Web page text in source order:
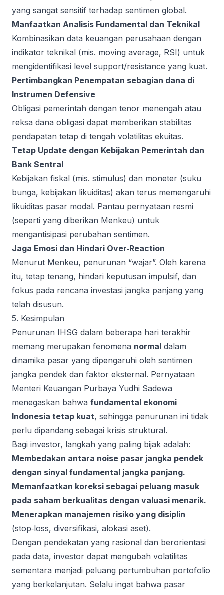
yang sangat sensitif terhadap sentimen global.
Manfaatkan Analisis Fundamental dan Teknikal
Kombinasikan data keuangan perusahaan dengan
indikator teknikal (mis. moving average, RSI) untuk
mengidentifikasi level support/resistance yang kuat.
Pertimbangkan Penempatan sebagian dana di
Instrumen Defensive
Obligasi pemerintah dengan tenor menengah atau
reksa dana obligasi dapat memberikan stabilitas
pendapatan tetap di tengah volatilitas ekuitas.
Tetap Update dengan Kebijakan Pemerintah dan
Bank Sentral
Kebijakan fiskal (mis. stimulus) dan moneter (suku
bunga, kebijakan likuiditas) akan terus memengaruhi
likuiditas pasar modal. Pantau pernyataan resmi
(seperti yang diberikan Menkeu) untuk
mengantisipasi perubahan sentimen.
Jaga Emosi dan Hindari Over‑Reaction
Menurut Menkeu, penurunan “wajar”. Oleh karena
itu, tetap tenang, hindari keputusan impulsif, dan
fokus pada rencana investasi jangka panjang yang
telah disusun.
5. Kesimpulan
Penurunan IHSG dalam beberapa hari terakhir
memang merupakan fenomena normal dalam
dinamika pasar yang dipengaruhi oleh sentimen
jangka pendek dan faktor eksternal. Pernyataan
Menteri Keuangan Purbaya Yudhi Sadewa
menegaskan bahwa fundamental ekonomi
Indonesia tetap kuat, sehingga penurunan ini tidak
perlu dipandang sebagai krisis struktural.
Bagi investor, langkah yang paling bijak adalah:
Membedakan antara noise pasar jangka pendek
dengan sinyal fundamental jangka panjang.
Memanfaatkan koreksi sebagai peluang masuk
pada saham berkualitas dengan valuasi menarik.
Menerapkan manajemen risiko yang disiplin
(stop‑loss, diversifikasi, alokasi aset).
Dengan pendekatan yang rasional dan berorientasi
pada data, investor dapat mengubah volatilitas
sementara menjadi peluang pertumbuhan portofolio
yang berkelanjutan. Selalu ingat bahwa pasar